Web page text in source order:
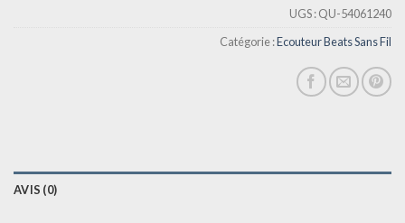
UGS :QU-54061240
Catégorie :Ecouteur Beats Sans Fil
AVIS (0)